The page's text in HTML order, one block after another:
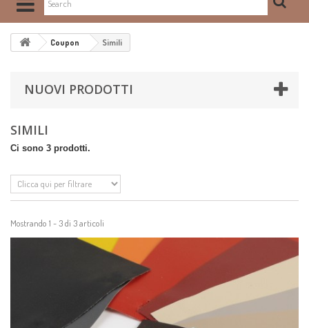
Coupon Simili
NUOVI PRODOTTI
SIMILI
Ci sono 3 prodotti.
Mostrando 1 - 3 di 3 articoli